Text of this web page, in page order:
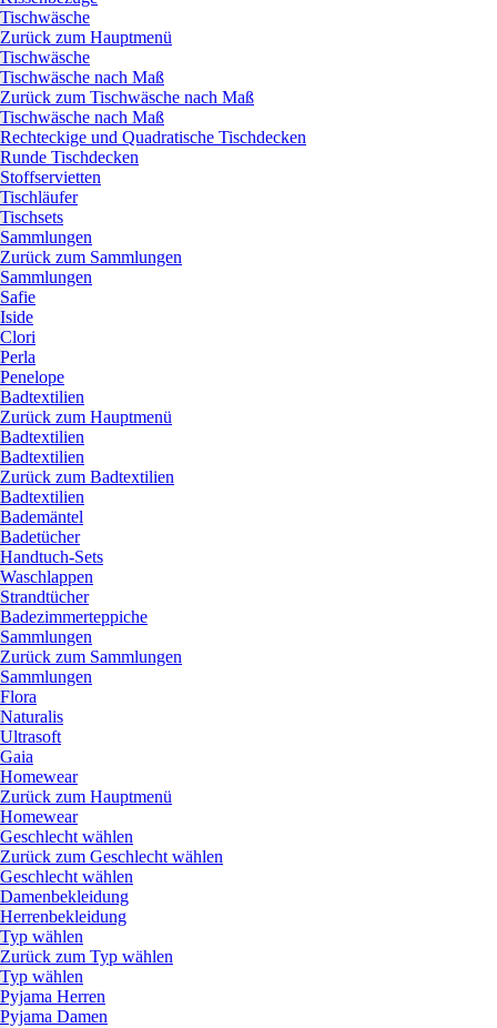
Tischwäsche
Zurück zum Hauptmenü
Tischwäsche
Tischwäsche nach Maß
Zurück zum Tischwäsche nach Maß
Tischwäsche nach Maß
Rechteckige und Quadratische Tischdecken
Runde Tischdecken
Stoffservietten
Tischläufer
Tischsets
Sammlungen
Zurück zum Sammlungen
Sammlungen
Safie
Iside
Clori
Perla
Penelope
Badtextilien
Zurück zum Hauptmenü
Badtextilien
Badtextilien
Zurück zum Badtextilien
Badtextilien
Bademäntel
Badetücher
Handtuch-Sets
Waschlappen
Strandtücher
Badezimmerteppiche
Sammlungen
Zurück zum Sammlungen
Sammlungen
Flora
Naturalis
Ultrasoft
Gaia
Homewear
Zurück zum Hauptmenü
Homewear
Geschlecht wählen
Zurück zum Geschlecht wählen
Geschlecht wählen
Damenbekleidung
Herrenbekleidung
Typ wählen
Zurück zum Typ wählen
Typ wählen
Pyjama Herren
Pyjama Damen